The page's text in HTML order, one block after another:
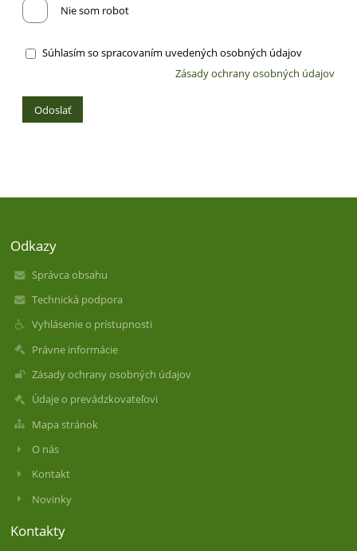
Nie som robot
Súhlasím so spracovaním uvedených osobných údajov
Zásady ochrany osobných údajov
Odkazy
Správca obsahu
Technická podpora
Vyhlásenie o prístupnosti
Právne informácie
Zásady ochrany osobných údajov
Údaje o prevádzkovateľovi
Mapa stránok
O nás
Kontakt
Novinky
Kontakty